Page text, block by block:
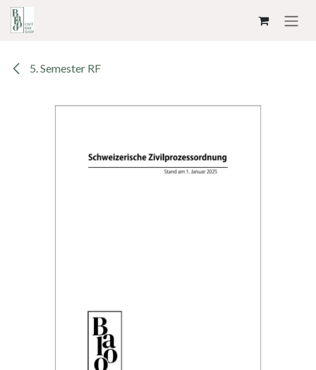
5. Semester RF